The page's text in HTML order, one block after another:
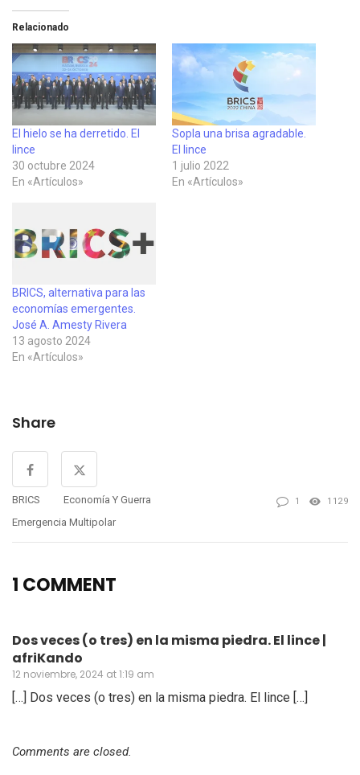
Relacionado
El hielo se ha derretido. El
lince
30 octubre 2024
En «Artículos»
Sopla una brisa agradable.
El lince
1 julio 2022
En «Artículos»
BRICS, alternativa para las
economías emergentes.
José A. Amesty Rivera
13 agosto 2024
En «Artículos»
Share
BRICS
Economía Y Guerra
Emergencia Multipolar
1 1129
1 COMMENT
Dos veces (o tres) en la misma piedra. El lince |
afriKando
12 noviembre, 2024 at 1:19 am
[…] Dos veces (o tres) en la misma piedra. El lince […]
Comments are closed.